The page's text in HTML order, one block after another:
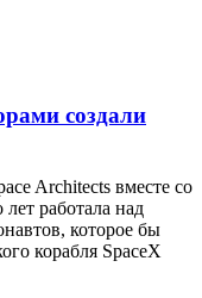
создали
Architects вместе со
работала над
которое бы
корабля SpaceX